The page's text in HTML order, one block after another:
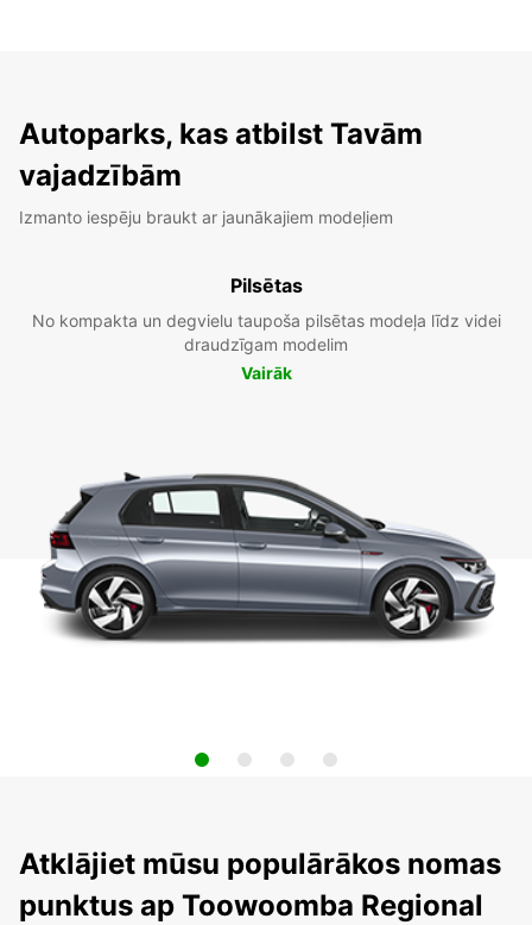
Autoparks, kas atbilst Tavām
vajadzībām
Izmanto iespēju braukt ar jaunākajiem modeļiem
Pilsētas
No kompakta un degvielu taupoša pilsētas modeļa līdz videi
draudzīgam modelim
Vairāk
Atklājiet mūsu populārākos nomas
punktus ap Toowoomba Regional